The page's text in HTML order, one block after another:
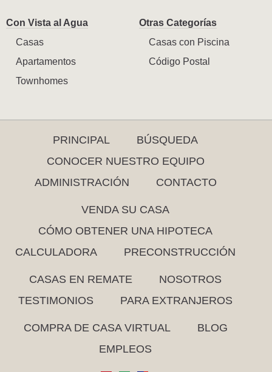
Con Vista al Agua
Casas
Apartamentos
Townhomes
Otras Categorías
Casas con Piscina
Código Postal
PRINCIPAL
BÚSQUEDA
CONOCER NUESTRO EQUIPO
ADMINISTRACIÓN
CONTACTO
VENDA SU CASA
CÓMO OBTENER UNA HIPOTECA
CALCULADORA
PRECONSTRUCCIÓN
CASAS EN REMATE
NOSOTROS
TESTIMONIOS
PARA EXTRANJEROS
COMPRA DE CASA VIRTUAL
BLOG
EMPLEOS